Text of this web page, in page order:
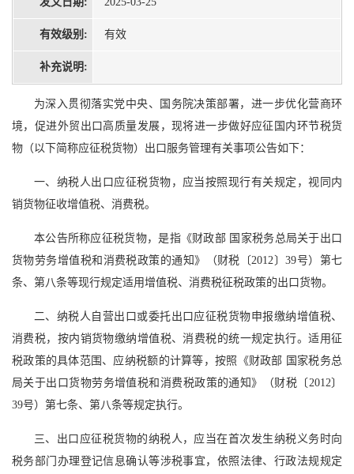
有效级别: 有效
补充说明:
为深入贯彻落实党中央、国务院决策部署，进一步优化营商环
境，促进外贸出口高质量发展，现将进一步做好应征国内环节税货
物（以下简称应征税货物）出口服务管理有关事项公告如下：
一、纳税人出口应征税货物，应当按照现行有关规定，视同内
销货物征收增值税、消费税。
本公告所称应征税货物，是指《财政部 国家税务总局关于出口
货物劳务增值税和消费税政策的通知》（财税〔2012〕39号）第七
条、第八条等现行规定适用增值税、消费税征税政策的出口货物。
二、纳税人自营出口或委托出口应征税货物申报缴纳增值税、
消费税，按内销货物缴纳增值税、消费税的统一规定执行。适用征
税政策的具体范围、应纳税额的计算等，按照《财政部 国家税务总
局关于出口货物劳务增值税和消费税政策的通知》（财税〔2012〕
39号）第七条、第八条等规定执行。
三、出口应征税货物的纳税人，应当在首次发生纳税义务时向
税务部门办理登记信息确认等涉税事宜，依照法律、行政法规规定